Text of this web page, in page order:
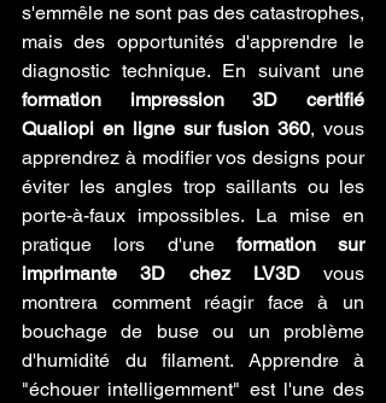
s'emmêle ne sont pas des catastrophes,
mais des opportunités d'apprendre le
formation impression 3D certifié
Qualiopi en ligne sur fusion 360, vous
apprendrez à modifier vos designs pour
éviter les angles trop saillants ou les
porte-à-faux impossibles. La mise en
pratique lors d'une formation sur
imprimante 3D chez LV3D vous
montrera comment réagir face à un
bouchage de buse ou un problème
d'humidité du filament. Apprendre à
"échouer intelligemment" est l'une des